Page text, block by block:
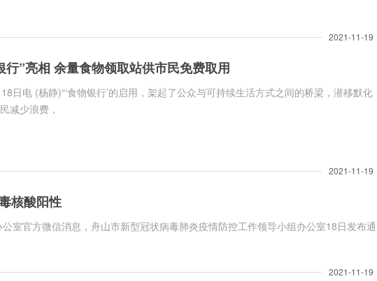
行”亮相 余量食物领取站供市民免费取用
电 (杨静)“‘食物银行’的启用，架起了公众与可持续生活方式之间的桥梁，潜移默化
减少浪费，
2021-11-19
核酸阳性
官方微信消息，舟山市新型冠状病毒肺炎疫情防控工作领导小组办公室18日发布通
2021-11-19
2021-11-19